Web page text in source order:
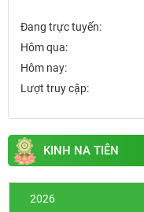
Đang trực tuyến:
Hôm qua:
Hôm nay:
Lượt truy cập:
KINH NA TIÊN
2026